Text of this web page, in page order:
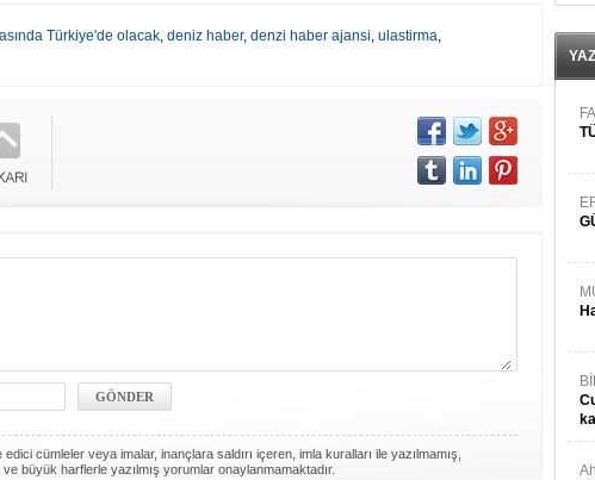
Türkiye'de olacak, deniz haber, denzi haber ajansi, ulastirma,
cümleler veya imalar, inançlara saldırı içeren, imla kuralları ile yazılmamış,
büyük harflerle yazılmış yorumlar onaylanmamaktadır.